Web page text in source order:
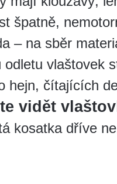
špatně,
– na sběr
odletu vlaštovek
hejn, čítajících
vidět
kosatka dříve